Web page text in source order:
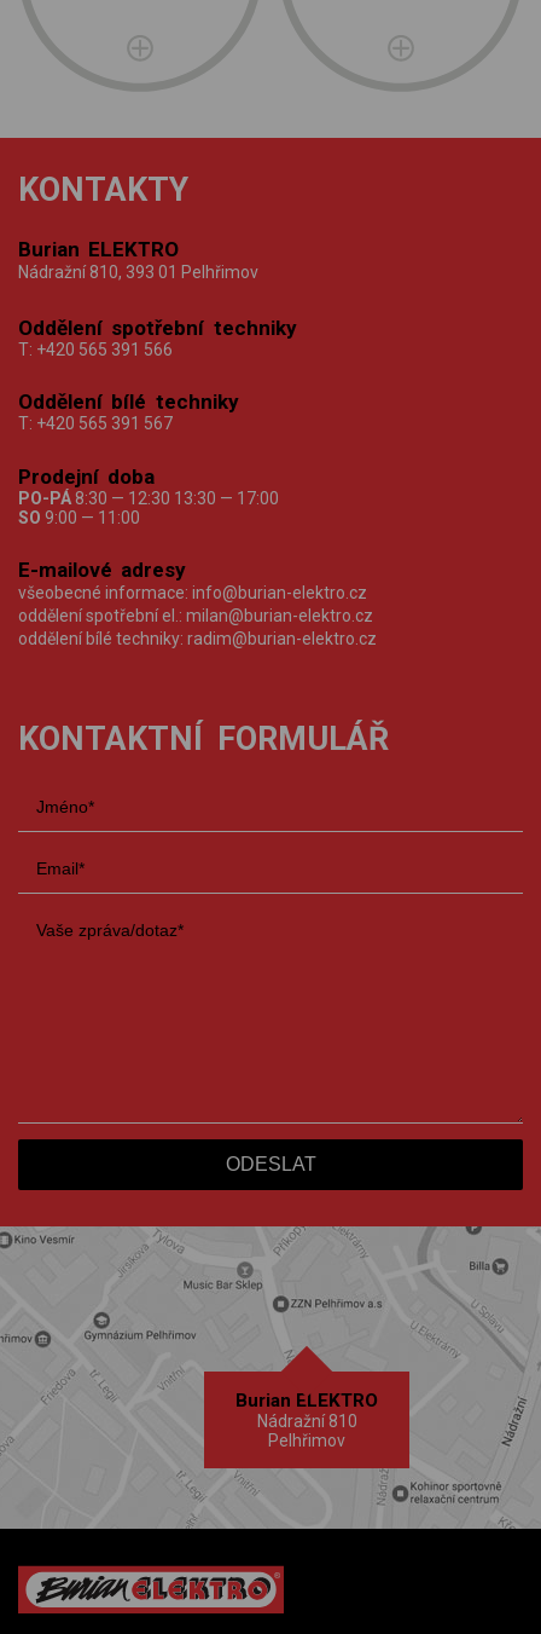
KONTAKTY
Burian ELEKTRO
Nádražní 810, 393 01 Pelhřimov
Oddělení spotřební techniky
T: +420 565 391 566
Oddělení bílé techniky
T: +420 565 391 567
Prodejní doba
PO-PÁ 8:30 — 12:30 13:30 — 17:00
SO 9:00 — 11:00
E-mailové adresy
všeobecné informace: info@burian-elektro.cz
oddělení spotřební el.: milan@burian-elektro.cz
oddělení bílé techniky: radim@burian-elektro.cz
KONTAKTNÍ FORMULÁŘ
Burian ELEKTRO
Nádražní 810
Pelhřimov